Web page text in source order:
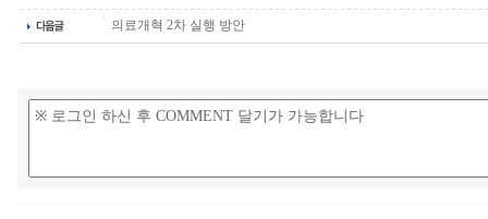
의료개혁 2차 실행 방안